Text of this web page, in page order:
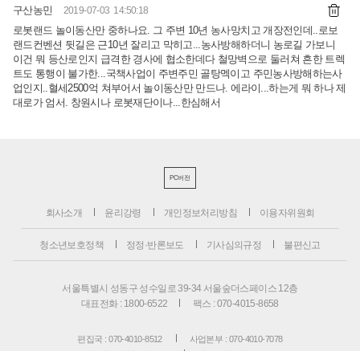
구산농민 2019-07-03 14:50:18
로봇랜드 놀이동산만 중하나요. 그 주변 10년 농사망치고 개장전인데..로보
랜드컨벤션 뒷길은 근10년 잘리고 막히고...농사방해하더니 농로길 가보니
이건 뭐 등산로인지 급격한 경사에 협소한데다 철망벽으로 둘러쳐 흔한 트렉
트도 통행이 불가한...국책사업이 주변주민 골탕멕이고 주민농사방해하는사
업인지..혈세2500억 쳐부어서 놀이동산만 만드나. 에라이...하는게 뭐 하나 제
대로가 엄서. 창원시나 로봇재단이나...한심해서
PC버전
회사소개 윤리강령 개인정보처리방침 이용자위원회
청소년보호정책 정정·반론보도 기사심의규정 불편신고
서울특별시 성동구 성수일로 39-34 서울숲더스페이스 12층
대표전화 : 1800-6522
팩스 : 070-4015-8658
편집국 : 070-4010-8512
사업본부 : 070-4010-7078